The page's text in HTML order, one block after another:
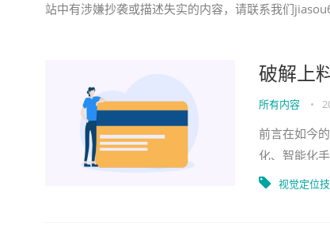
站中有涉嫌抄袭或描述失实的内容，请联系我们
破解上
所有内容 •
前言在如今
化、智能化
仓储以及视
视觉定位